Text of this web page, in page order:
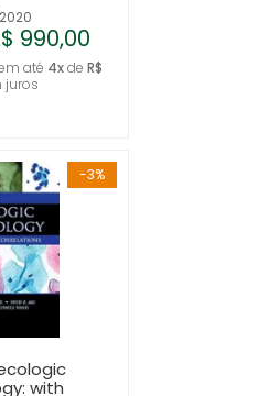
990,00
até 4xde R$
juros
-3%
with